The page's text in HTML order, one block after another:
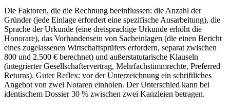
Die Faktoren, die die Rechnung beeinflussen: die Anzahl der
Gründer (jede Einlage erfordert eine spezifische Ausarbeitung), die
Sprache der Urkunde (eine dreisprachige Urkunde erhöht die
Honorare), das Vorhandensein von Sacheinlagen (die einen Bericht
eines zugelassenen Wirtschaftsprüfers erfordern, separat zwischen
800 und 2.500 € berechnet) und außerstatutarische Klauseln
(integrierter Gesellschaftervertrag, Mehrfachstimmrechte, Preferred
Returns). Guter Reflex: vor der Unterzeichnung ein schriftliches
Angebot von zwei Notaren einholen. Der Unterschied kann bei
identischem Dossier 30 % zwischen zwei Kanzleien betragen.